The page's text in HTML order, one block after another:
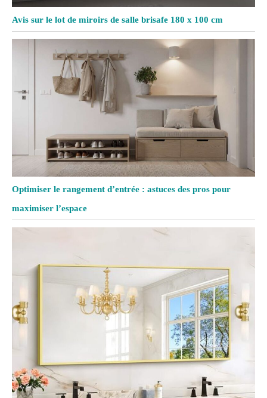
Avis sur le lot de miroirs de salle brisafe 180 x 100 cm
Optimiser le rangement d’entrée : astuces des pros pour
maximiser l’espace